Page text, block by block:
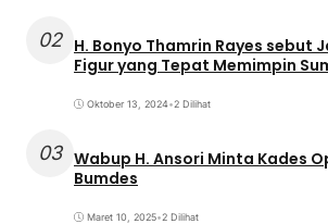
02 H. Bonyo Thamrin Rayes sebut Jarot-Ansori
Figur yang Tepat Memimpin
Oktober 13, 2024•2 Dilihat
03 Wabup H. Ansori Minta Kades
Bumdes
Maret 10, 2025•2 Dilihat